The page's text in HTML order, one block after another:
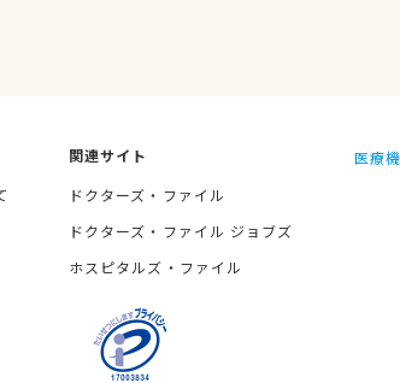
関連サイト
ドクターズ・ファイル
ドクターズ・ファイル ジョブズ
ホスピタルズ・ファイル
医療